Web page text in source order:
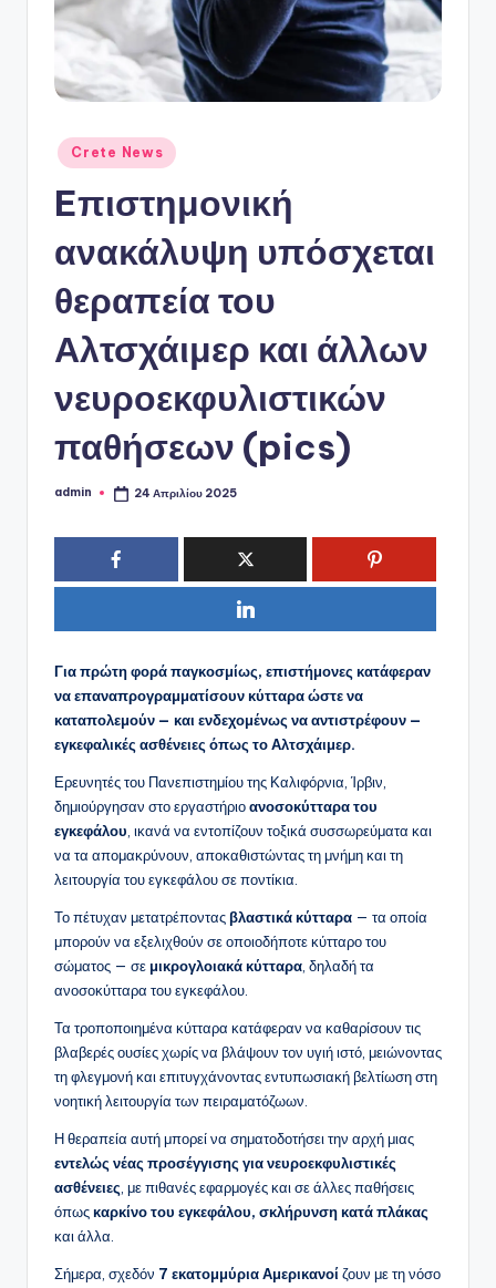
P
o
Αναρτήθηκε
σε
Crete News
Eπιστημονική
ανακάλυψη υπόσχεται
θεραπεία του
Αλτσχάιμερ και άλλων
νευροεκφυλιστικών
παθήσεων (pics)
Συγγραφέας:
admin 24 Απριλίου 2025
Για πρώτη φορά παγκοσμίως, επιστήμονες κατάφεραν
να επαναπρογραμματίσουν κύτταρα ώστε να
καταπολεμούν — και ενδεχομένως να αντιστρέφουν —
εγκεφαλικές ασθένειες όπως το Αλτσχάιμερ.
Ερευνητές του Πανεπιστημίου της Καλιφόρνια, Ίρβιν,
δημιούργησαν στο εργαστήριοανοσοκύτταρα του
εγκεφάλου , ικανά να εντοπίζουν τοξικά συσσωρεύματα και
να τα απομακρύνουν, αποκαθιστώντας τη μνήμη και τη
λειτουργία του εγκεφάλου σε ποντίκια.
Το πέτυχαν μετατρέπονταςβλαστικά κύτταρα — τα οποία
μπορούν να εξελιχθούν σε οποιοδήποτε κύτταρο του
σώματος — σε μικρογλοιακά κύτταρα , δηλαδή τα
ανοσοκύτταρα του εγκεφάλου.
Τα τροποποιημένα κύτταρα κατάφεραν να καθαρίσουν τις
βλαβερές ουσίες χωρίς να βλάψουν τον υγιή ιστό, μειώνοντας
τη φλεγμονή και επιτυγχάνοντας εντυπωσιακή βελτίωση στη
νοητική λειτουργία των πειραματόζωων.
Η θεραπεία αυτή μπορεί να σηματοδοτήσει την αρχή μιας
εντελώς νέας προσέγγισης για νευροεκφυλιστικές
ασθένειες , με πιθανές εφαρμογές και σε άλλες παθήσεις
όπωςκαρκίνο του εγκεφάλου, σκλήρυνση κατά πλάκας
και άλλα.
Σήμερα, σχεδόν 7 εκατομμύρια Αμερικανοίζουν με τη νόσο